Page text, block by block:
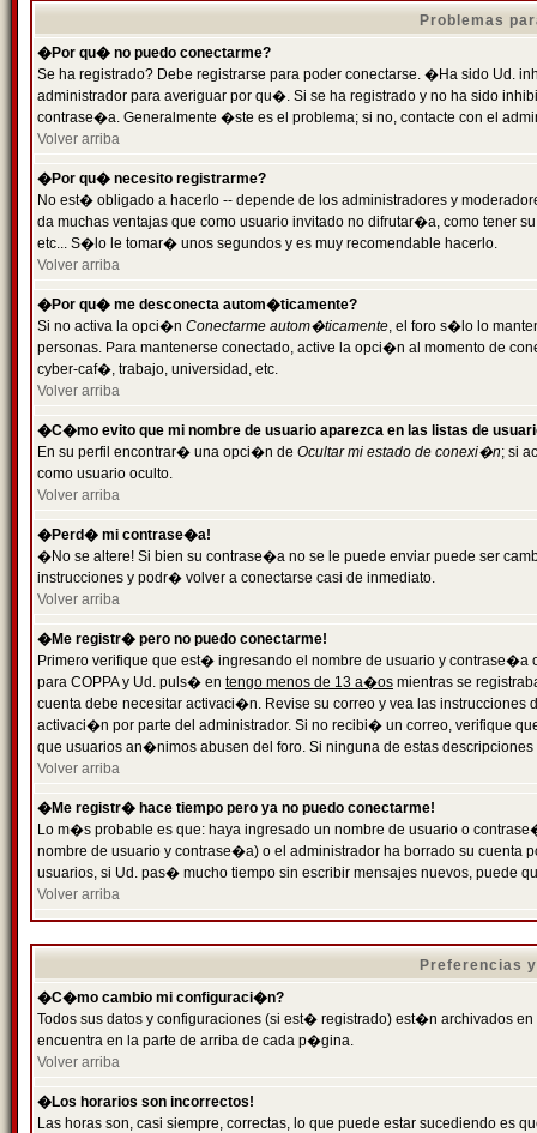
Problemas
�Por qu� no puedo conectarme?
Se ha registrado? Debe registrarse para poder conectarse. �Ha sido Ud.
administrador para averiguar por qu�. Si se ha registrado y no ha sido
contrase�a. Generalmente �ste es el problema; si no, contacte con el
Volver arriba
�Por qu� necesito registrarme?
No est� obligado a hacerlo -- depende de los administradores y
da muchas ventajas que como usuario invitado no difrutar�a, como tener
etc... S�lo le tomar� unos segundos y es muy recomendable hacerlo.
Volver arriba
�Por qu� me desconecta autom�ticamente?
Si no activa la opci�n Conectarme autom�ticamente, el foro s�lo lo
personas. Para mantenerse conectado, active la opci�n al momento de
cyber-caf�, trabajo, universidad, etc.
Volver arriba
�C�mo evito que mi nombre de usuario aparezca en las listas de
En su perfil encontrar� una opci�n de Ocultar mi estado de conexi�n; si
como usuario oculto.
Volver arriba
�Perd� mi contrase�a!
�No se altere! Si bien su contrase�a no se le puede enviar puede ser
instrucciones y podr� volver a conectarse casi de inmediato.
Volver arriba
�Me registr� pero no puedo conectarme!
Primero verifique que est� ingresando el nombre de usuario y
para COPPA y Ud. puls� en tengo menos de 13 a�os mientras se
cuenta debe necesitar activaci�n. Revise su correo y vea las
activaci�n por parte del administrador. Si no recibi� un correo, verifique
que usuarios an�nimos abusen del foro. Si ninguna de estas
Volver arriba
�Me registr� hace tiempo pero ya no puedo conectarme!
Lo m�s probable es que: haya ingresado un nombre de usuario o
nombre de usuario y contrase�a) o el administrador ha borrado su
usuarios, si Ud. pas� mucho tiempo sin escribir mensajes nuevos, puede
Volver arriba
Preferencias
�C�mo cambio mi configuraci�n?
Todos sus datos y configuraciones (si est� registrado) est�n archivados
encuentra en la parte de arriba de cada p�gina.
Volver arriba
�Los horarios son incorrectos!
Las horas son, casi siempre, correctas, lo que puede estar sucediendo es